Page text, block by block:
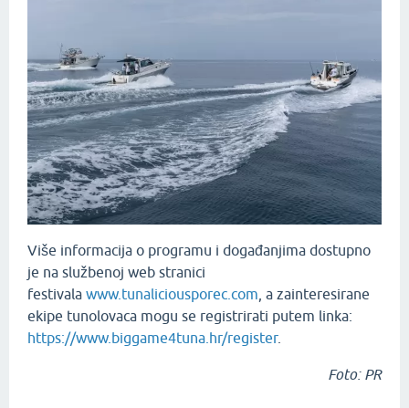
Više informacija o programu i događanjima dostupno
je na službenoj web stranici
festivala www.tunaliciousporec.com , a zainteresirane
ekipe tunolovaca mogu se registrirati putem linka:
https://www.biggame4tuna.hr/register.
Foto: PR